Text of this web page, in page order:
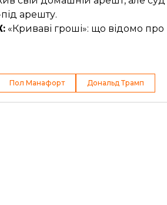
арешту.
«Криваві гроші»: що відомо
Пол Манафорт Дональд Трамп